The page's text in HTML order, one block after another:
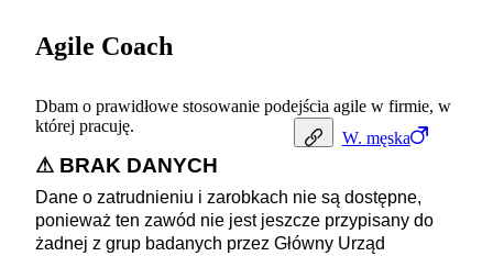
W. męska
Agile Coach
Dbam o prawidłowe stosowanie podejścia agile w firmie, w
której pracuję.
⚠ BRAK DANYCH
Dane o zatrudnieniu i zarobkach nie są dostępne,
ponieważ ten zawód nie jest jeszcze przypisany do
żadnej z grup badanych przez Główny Urząd